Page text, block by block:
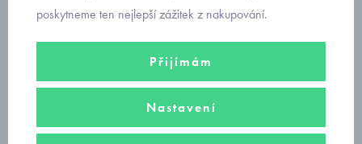
poskytneme ten nejlepší zážitek z nakupování.
Přijímám
Nastavení